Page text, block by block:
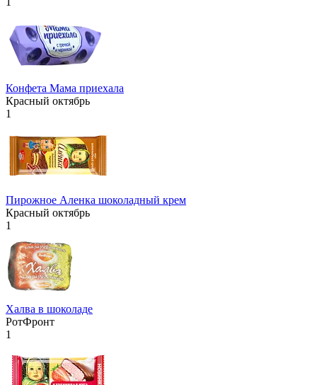
Конфета Мама приехала
Красный октябрь
1
Пирожное Аленка шоколадный крем
Красный октябрь
1
Халва в шоколаде
РотФронт
1